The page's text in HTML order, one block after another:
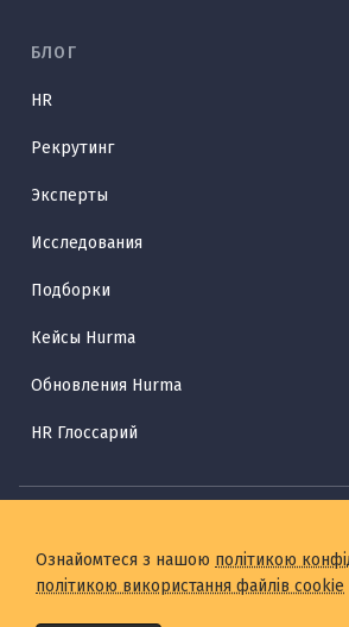
БЛОГ
HR
Рекрутинг
Эксперты
Исследования
Подборки
Кейсы Hurma
Обновления Hurma
HR Глоссарий
Ознайомтеся з нашою політикою
політикою використання файлів cookie